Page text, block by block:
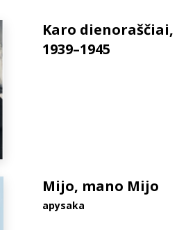
Karo dienoraščiai,
1939–1945
Mijo, mano Mijo
apysaka